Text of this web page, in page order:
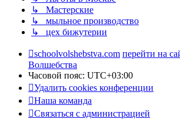
↳ Мастерские
↳ мыльное производство
↳ цех бижутерии
schoolvolshebstva.com перейти на
Волшебства
Часовой пояс: UTC+03:00
Удалить cookies конференции
Наша команда
Связаться с администрацией